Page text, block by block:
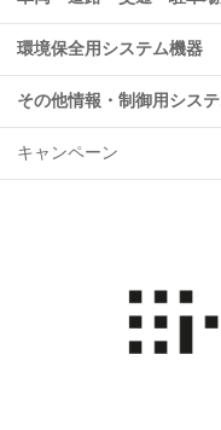
環境保全用システム機器
その他情報・制御用シス
キャンペーン